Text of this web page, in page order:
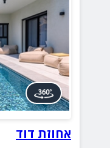
אחוזת דוד